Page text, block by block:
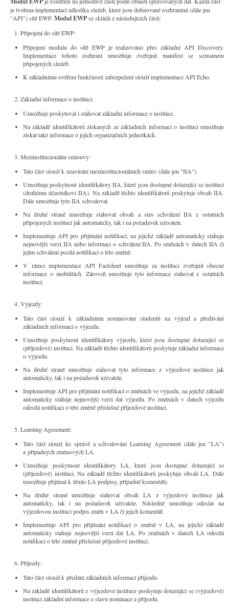
je tvořena implementací několika služeb, které jsou definované rozhraními (dále jen
"API") sítě EWP. Modul EWPse skládá z následujících části:
Připojení do sítě EWP:
Připojení modulu do sítě EWP je realizováno přes základní API Discovery.
Implementace tohoto rozhraní umožňuje zveřejnit manifest se seznamem
připojených služeb.
K základnímu ověření funkčnosti zabezpečení slouží implementace API Echo.
Základní informace o instituci:
Umožňuje poskytovat i stahovat základní informace o instituci.
Na základě identifikátorů získaných ze základních informací o instituci umožňuje
získat také informace o jejích organizačních jednotkách.
Meziinstitucionální smlouvy:
Tato část slouží k uzavírání meziinstitucionálních smluv (dále jen "IIA").
Umožňuje poskytnout identifikátory IIA, které jsou dostupné dotazující se instituci
(druhému účastníkovi IIA). Na základě těchto identifikátorů poskytuje obsah IIA.
Dále umožňuje tyto IIA schvalovat.
Na druhé straně umožňuje stahovat obsah a stav schválení IIA z ostatních
připojených institucí jak automaticky, tak i na požadavek uživatele.
Implementuje API pro přijímání notifikací, na jejichž základě automaticky stahuje
nejnovější verzi IIA nebo informaci o schválení IIA. Po změnách v datech IIA či
jejím schválení posílá notifikaci o této změně.
V rámci implementace API Factsheet umožňuje za instituci zveřejnit obecné
informace o mobilitách. Zároveň umožňuje tyto informace stahovat z ostatních
institucí.
Výjezdy:
Tato část slouží k základnímu nominování studentů na výjezd a předávání
základních informací o výjezdu.
Umožňuje poskytnout identifikátory výjezdu, které jsou dostupné dotazující se
(příjezdové) instituci. Na základě těchto identifikátorů poskytuje základní informace
o výjezdu.
Na druhé straně umožňuje stahovat tyto informace z výjezdové instituce jak
automaticky, tak i na požadavek uživatele.
Implementuje API pro přijímání notifikací o změnách ve výjezdu, na jejichž základě
automaticky stahuje nejnovější verzi dat výjezdu. Po změnách v datech výjezdu
odesílá notifikaci o této změně příslušné příjezdové instituci.
Learning Agreement:
Tato část slouží ke správě a schvalování Learning Agreement (dále jen "LA")
a případných změnových LA.
Umožňuje poskytnout identifikátory LA, které jsou dostupné dotazující se
(příjezdové) instituci. Na základě těchto identifikátorů poskytuje obsah LA. Dále
umožňuje přijímat k těmto LA podpisy, případně komentáře.
Na druhé straně umožňuje stahovat obsah LA z výjezdové instituce jak
automaticky, tak i na požadavek uživatele. Následně umožňuje odeslat na
výjezdovou instituci podpis změn v LA či jejich komentář.
Implementuje API pro přijímání notifikací o změně v LA, na jejichž základě
automaticky stahuje nejnovější verzi dat LA. Po změnách v datech LA odesílá
notifikaci o této změně příslušné příjezdové instituci.
Příjezdy:
Tato část slouží k předání základních informací příjezdu.
Na základě identifikátorů z výjezdové instituce poskytuje dotazující se (výjezdové)
instituci základní informace o stavu nominace a příjezdu.